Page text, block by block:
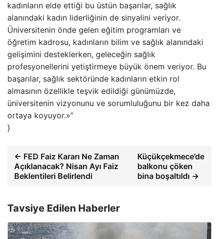
kadınların elde ettiği bu üstün başarılar, sağlık
alanındaki kadın liderliğinin de sinyalini veriyor.
Üniversitenin önde gelen eğitim programları ve
öğretim kadrosu, kadınların bilim ve sağlık alanındaki
gelişimini desteklerken, geleceğin sağlık
profesyonellerini yetiştirmeye büyük önem veriyor. Bu
başarılar, sağlık sektöründe kadınların etkin rol
almasının özellikle teşvik edildiği günümüzde,
üniversitenin vizyonunu ve sorumluluğunu bir kez daha
ortaya koyuyor.»”
}
← FED Faiz Kararı Ne Zaman
Açıklanacak? Nisan Ayı Faiz
Beklentileri Belirlendi
Küçükçekmece’de
balkonu çöken
bina boşaltıldı →
Tavsiye Edilen Haberler